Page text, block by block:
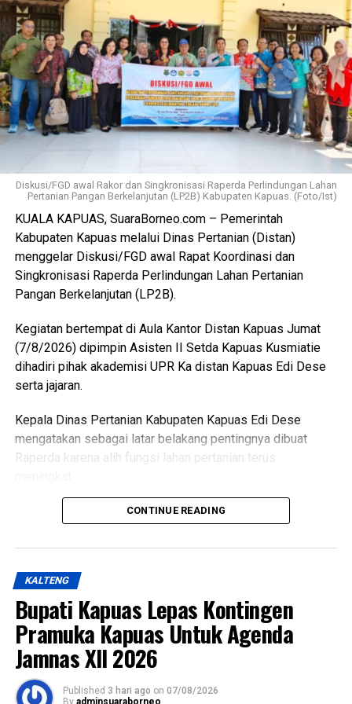
Ia juga mengapresiasi dukungan seluruh pelaku usaha yang
bersedia direlokasi tanpa adanya penolakan. Seluruh 16
pemotong unggas telah memenuhi kewajiban membayar
retribusi.
Ia menambahkan sesuai Perda yang berlaku yakni sebesar
Rp300 per ekor meningkat dari tarif sebelumnya Rp100
per ekor. Dana ini masuk pendapatan daerah kemudian
kembali kepada peningkatan fasilitas RPU itu sendiri.
“Pemerintah Kabupaten Kapuas berharap proses
pemotongan unggas dapat berlangsung lebih tertata
memenuhi standar kesehatan masyarakat serta
menghasilkan produk unggas yang lebih bersih serta aman
dikonsumsi,” ujarnya. (Ujg/SB)
Bagikan ke
WhatsApp
Messenger 0 Twitter/X 0
Diskusi/FGD awal Rakor dan Singkronisasi Raperda Perlindungan Lahan
Pertanian Pangan Berkelanjutan (LP2B) Kabupaten Kapuas. (Foto/Ist)
KUALA KAPUAS, SuaraBorneo.com – Pemerintah
Kabupaten Kapuas melalui Dinas Pertanian (Distan)
menggelar Diskusi/FGD awal Rapat Koordinasi dan
Singkronisasi Raperda Perlindungan Lahan Pertanian
Pangan Berkelanjutan (LP2B).
Kegiatan bertempat di Aula Kantor Distan Kapuas Jumat
(7/8/2026) dipimpin Asisten II Setda Kapuas Kusmiatie
dihadiri pihak akademisi UPR Ka distan Kapuas Edi Dese
serta jajaran.
Kepala Dinas Pertanian Kabupaten Kapuas Edi Dese
mengatakan sebagai latar belakang pentingnya dibuat
Raperda karena alih fungsi lahan pertanian terus
“Penyusunan Raperda sebagai dasar perlindungan lahan
hukum UU Nomor 41 Tahun 2009 tentang Perlindungan
LP2B PP Nomor 1 Tahun 2011 kemudian Peraturan
pelaksana lainnya yakni Keputusan Bupati Kapuas Nomor
537/DISTAN Tahun 2022 tentang Penetapan KP2B LP2B
dan LCP2B.
Lebih lanjut ia menjelaskan luasan lahan pertanian pangan
CONTINUE READING
KALTENG
Bupati Kapuas Lepas Kontingen
Pramuka Kapuas Untuk Agenda
Jamnas XII 2026
Published 3 hari ago on 07/08/2026